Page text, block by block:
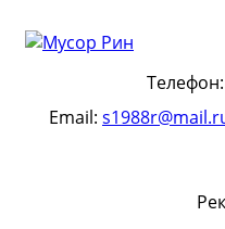
Телефон:
Email: